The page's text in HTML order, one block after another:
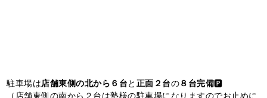
駐車場は店舗東側の北から６台と 正面２台の８台完備🅿️
（店舗東側の南から２台は塾様の駐車場になりますのでお止めに